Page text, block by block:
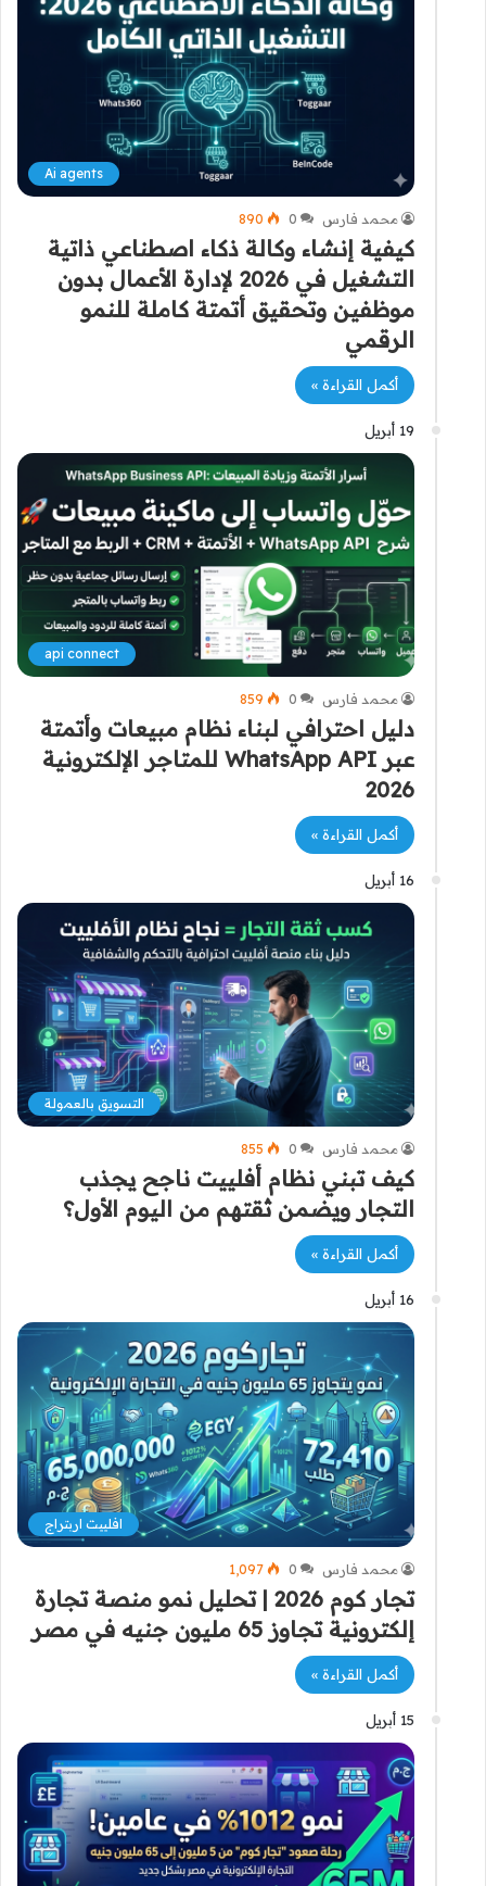
Ai agents
محمد فارس 0
890
كيفية إنشاء وكالة ذكاء اصطناعي ذاتية
التشغيل في 2026 لإدارة الأعمال بدون
موظفين وتحقيق أتمتة كاملة للنمو
الرقمي
أكمل القراءة »
19 أبريل
api connect
محمد فارس 0
859
دليل احترافي لبناء نظام مبيعات وأتمتة
عبر WhatsApp API للمتاجر الإلكترونية
2026
أكمل القراءة »
16 أبريل
التسويق بالعمولة
محمد فارس 0
855
كيف تبني نظام أفلييت ناجح يجذب
التجار ويضمن ثقتهم من اليوم الأول؟
أكمل القراءة »
16 أبريل
افلييت اربتراج
محمد فارس 0 1٬097
تجار كوم 2026 | تحليل نمو منصة تجارة
إلكترونية تجاوز 65 مليون جنيه في مصر
أكمل القراءة »
15 أبريل